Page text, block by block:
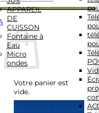
Votre panier est
vide.
Retour à la boutique
APPAREIL
DE
CUISSON
Fontaine à
Eau
Micro
ondes